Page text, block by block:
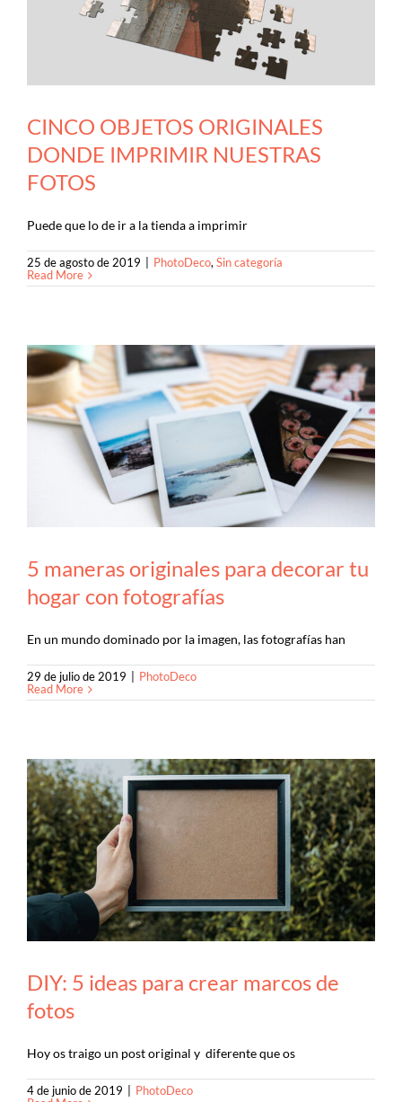
CINCO OBJETOS ORIGINALES
DONDE IMPRIMIR NUESTRAS
FOTOS
Puede que lo de ir a la tienda a imprimir
25 de agosto de 2019 PhotoDeco, Sin categoría
Read More
5 maneras originales para decorar tu
hogar con fotografías
En un mundo dominado por la imagen, las fotografías han
29 de julio de 2019
PhotoDeco
Read More
DIY: 5 ideas para crear marcos de
fotos
Hoy os traigo un post original y diferente que os
4 de junio de 2019
PhotoDeco